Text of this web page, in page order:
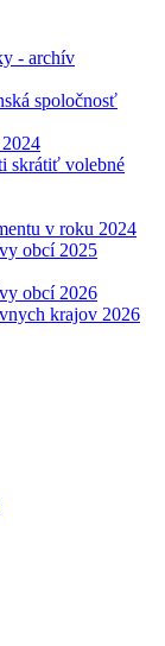
- archív
spoločnosť
skrátiť volebné
v roku 2024
obcí 2025
obcí 2026
krajov 2026